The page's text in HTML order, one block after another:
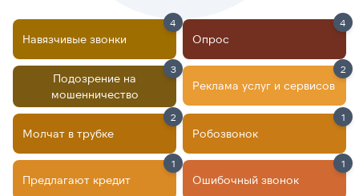
Навязчивые звонки
4
Опрос
4
Подозрение на
мошенничество
3
Реклама услуг и сервисов
2
Молчат в трубке
2
Робозвонок
1
Предлагают кредит
1
Ошибочный звонок
1